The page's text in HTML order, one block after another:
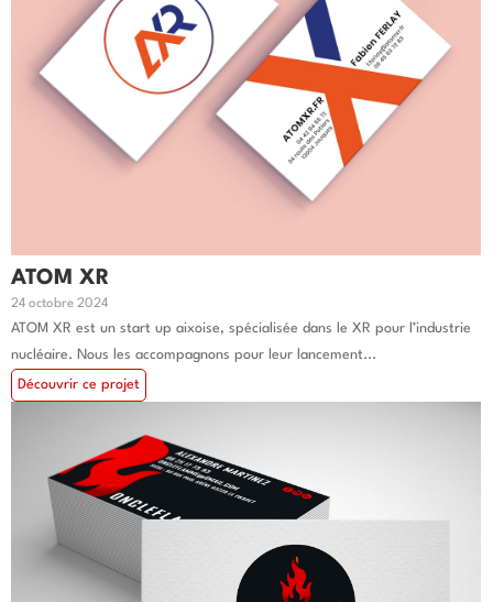
ATOM XR
24 octobre 2024
ATOM XR est un start up aixoise, spécialisée dans le XR pour l’industrie
nucléaire. Nous les accompagnons pour leur lancement...
Découvrir ce projet